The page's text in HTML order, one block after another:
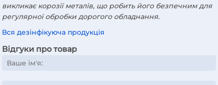
викликає корозії металів, що робить його безпечним для
регулярної обробки дорогого обладнання.
Вся дезінфікуюча продукція
Відгуки про товар